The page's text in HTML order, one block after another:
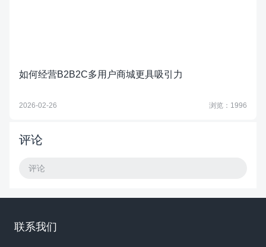
如何经营B2B2C多用户商城更具吸引力
2026-02-26 浏览：1996
评论
评论
联系我们